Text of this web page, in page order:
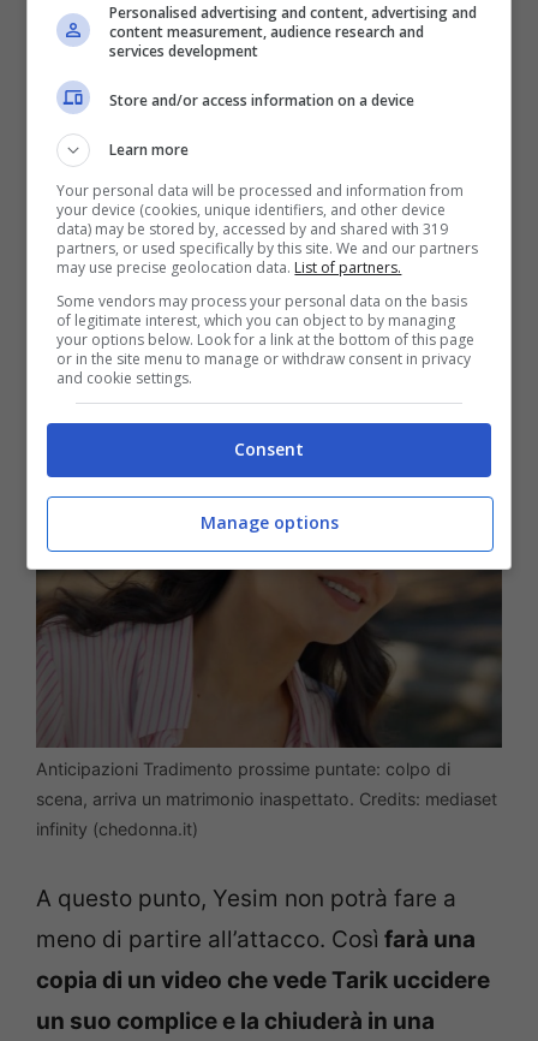
prossime puntate, infatti, si legge che lei e
Tarik inizieranno a vivere nuovamente
sotto lo stesso tetto per il bene della loro
unica figlia. Quello che, però, per la
giovane donna sembrava essere una resa,
in realtà si rivelerà molto presto un vero e
proprio incubo. Tarik, infatti, inizierà a
trattarla malissimo e a comandarla a
bacchetta.
Anticipazioni Tradimento prossime puntate: colpo di
scena, arriva un matrimonio inaspettato. Credits: mediaset
infinity (chedonna.it)
A questo punto, Yesim non potrà fare a
meno di partire all’attacco. Così farà una
copia di un video che vede Tarik uccidere
un suo complice e la chiuderà in una
Personalised advertising and content, advertising and
content measurement, audience research and
services development
Store and/or access information on a device
Learn more
Your personal data will be processed and information from
your device (cookies, unique identifiers, and other device
data) may be stored by, accessed by and shared with 319
partners, or used specifically by this site. We and our partners
may use precise geolocation data. List of partners.
Some vendors may process your personal data on the basis
of legitimate interest, which you can object to by managing
your options below. Look for a link at the bottom of this page
or in the site menu to manage or withdraw consent in privacy
and cookie settings.
Consent
Manage options